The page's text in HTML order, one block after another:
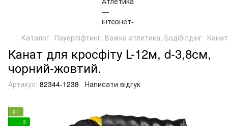
Каталог Пауерліфтинг, Важка атлетика, Бодібілдінг Канат
Канат для кросфіту L-12м, d-3,8см,
чорний-жовтий.
Артикул: 82344-1238 Написати відгук
ХІТ
3